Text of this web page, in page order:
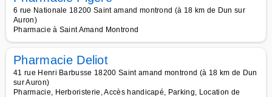
6 rue Nationale 18200 Saint amand montrond (à 18 km de Dun sur
Auron)
Pharmacie à Saint Amand Montrond
Pharmacie Deliot
41 rue Henri Barbusse 18200 Saint amand montrond (à 18 km de Dun
sur Auron)
Pharmacie, Herboristerie, Accès handicapé, Parking, Location de